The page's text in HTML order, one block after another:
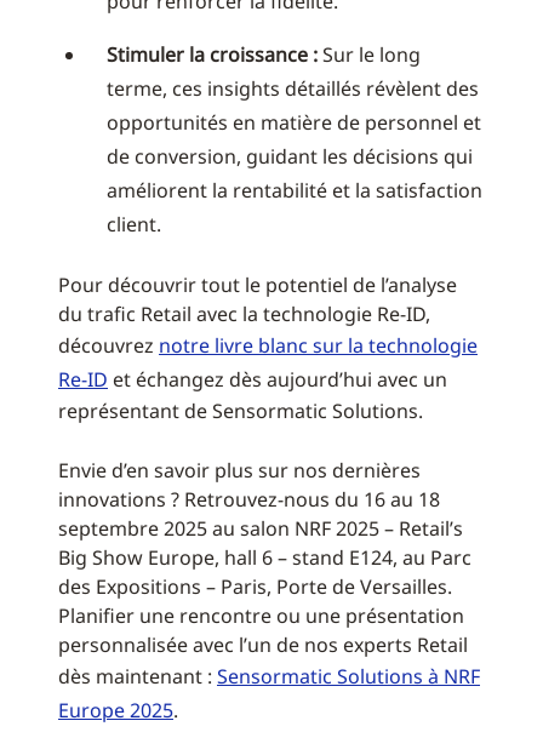
Stimuler la croissance :Sur le long
terme, ces insights détaillés révèlent des
opportunités en matière de personnel et
de conversion, guidant les décisions qui
améliorent la rentabilité et la satisfaction
client.
Pour découvrir tout le potentiel de l’analyse
du trafic Retail avec la technologie Re-ID,
découvrez notre livre blanc sur la technologie
Re-ID et échangez dès aujourd’hui avec un
représentant de Sensormatic Solutions.
Envie d’en savoir plus sur nos dernières
innovations ? Retrouvez-nous du 16 au 18
septembre 2025 au salon NRF 2025 – Retail’s
Big Show Europe, hall 6 – stand E124, au Parc
des Expositions – Paris, Porte de Versailles.
Planifier une rencontre ou une présentation
personnalisée avec l’un de nos experts Retail
dès maintenant : Sensormatic Solutions à NRF
Europe 2025.